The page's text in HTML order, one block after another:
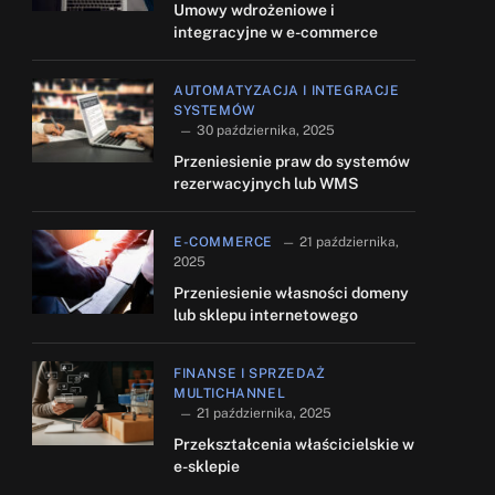
Umowy wdrożeniowe i
integracyjne w e-commerce
AUTOMATYZACJA I INTEGRACJE
SYSTEMÓW
30 października, 2025
Przeniesienie praw do systemów
rezerwacyjnych lub WMS
E-COMMERCE
21 października,
2025
Przeniesienie własności domeny
lub sklepu internetowego
FINANSE I SPRZEDAŻ
MULTICHANNEL
21 października, 2025
Przekształcenia właścicielskie w
e-sklepie